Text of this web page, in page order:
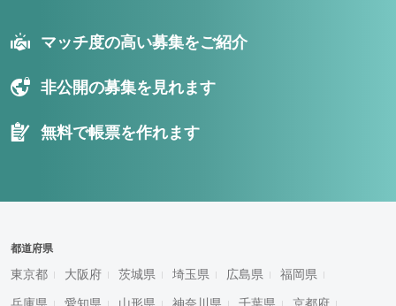
マッチ度の高い募集をご紹介
非公開の募集を見れます
無料で帳票を作れます
都道府県
東京都 大阪府 茨城県 埼玉県 広島県 福岡県